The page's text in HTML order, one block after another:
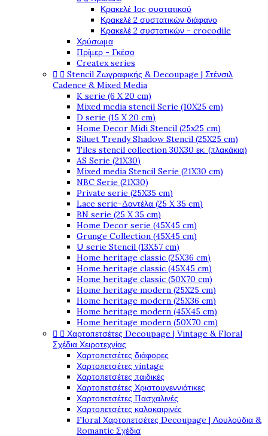
Κρακελέ 1ος συστατικού
Κρακελέ 2 συστατικών διάφανο
Κρακελέ 2 συστατικών - crocodile
Χρύσωμα
Πρίμερ - Γκέσο
Createx series
  Stencil Ζωγραφικής & Decoupage | Στένσιλ
Cadence & Mixed Media
K serie (6 X 20 cm)
Mixed media stencil Serie (10X25 cm)
D serie (15 X 20 cm)
Home Decor Midi Stencil (25x25 cm)
Siluet Trendy Shadow Stencil (25X25 cm)
Tiles stencil collection 30X30 εκ. (πλακάκια)
AS Serie (21X30)
Mixed media Stencil Serie (21X30 cm)
NBC Serie (21X30)
Private serie (25X35 cm)
Lace serie-Δαντέλα (25 X 35 cm)
BN serie (25 X 35 cm)
Home Decor serie (45X45 cm)
Grunge Collection (45X45 cm)
U serie Stencil (13X57 cm)
Home heritage classic (25X36 cm)
Home heritage classic (45X45 cm)
Home heritage classic (50X70 cm)
Home heritage modern (25X25 cm)
Home heritage modern (25X36 cm)
Home heritage modern (45X45 cm)
Home heritage modern (50X70 cm)
  Χαρτοπετσέτες Decoupage | Vintage & Floral
Σχέδια Χειροτεχνίας
Χαρτοπετσέτες διάφορες
Χαρτοπετσέτες vintage
Χαρτοπετσέτες παιδικές
Χαρτοπετσέτες Χριστουγεννιάτικες
Χαρτοπετσέτες Πασχαλινές
Χαρτοπετσέτες καλοκαιρινές
Floral Χαρτοπετσέτες Decoupage | Λουλούδια &
Romantic Σχέδια